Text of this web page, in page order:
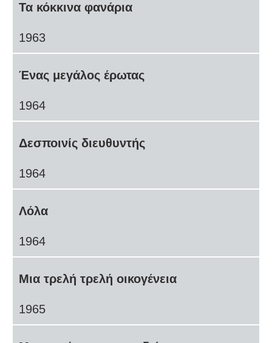
Τα κόκκινα φανάρια
1963
Ένας μεγάλος έρωτας
1964
Δεσποινίς διευθυντής
1964
Λόλα
1964
Μια τρελή τρελή οικογένεια
1965